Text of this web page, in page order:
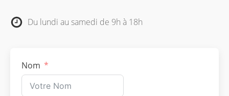
Du lundi au samedi de 9h à 18h
Nom